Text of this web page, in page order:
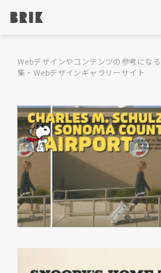
Webデザインやコンテンツの参考にな
集・Webデザインギャラリーサイト